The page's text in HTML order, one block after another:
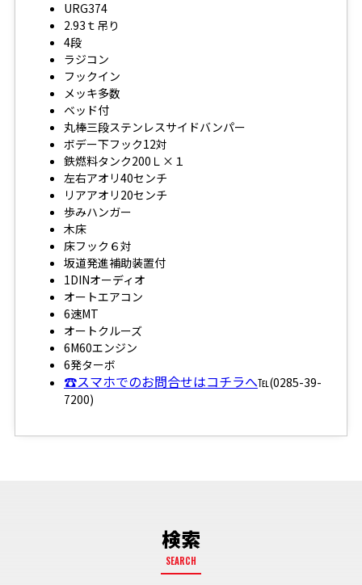
URG374
2.93ｔ吊り
4段
ラジコン
フックイン
メッキ多数
ベッド付
丸棒三段ステンレスサイドバンパー
ボデー下フック12対
鉄燃料タンク200Ｌ×１
左右アオリ40センチ
リアアオリ20センチ
歩みハンガー
木床
床フック６対
坂道発進補助装置付
1DINオーディオ
オートエアコン
6速MT
オートクルーズ
6M60エンジン
6発ターボ
☎スマホでのお問合せはコチラへ℡(0285-39-
7200)
検索
SEARCH